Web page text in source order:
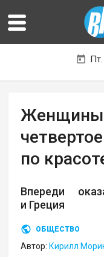
Женщины
по
Впереди
и Греция
ОБЩЕСТВО
Автор: Кирилл